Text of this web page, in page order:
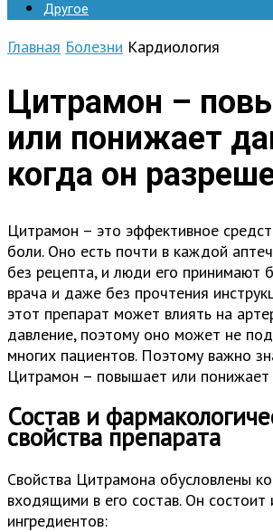
Другое
Главная Болезни Кардиология
Цитрамон –
или понижает
когда он
Цитрамон – это эффективное
боли. Оно есть почти в каждой
без рецепта, и люди его принимают
врача и даже без прочтения
этот препарат может влиять на
давление, поэтому оно может не
многих пациентов. Поэтому важно
Цитрамон – повышает или понижает
Состав и
свойства препарата
Свойства Цитрамона обусловлены
входящими в его состав. Он состоит
ингредиентов: